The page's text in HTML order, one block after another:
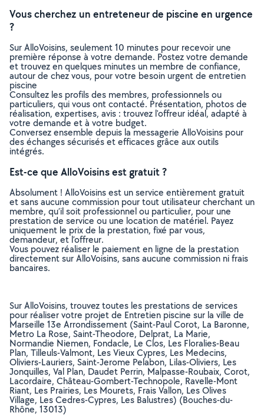
Vous cherchez un entreteneur de piscine en urgence
?
Sur AlloVoisins, seulement 10 minutes pour recevoir une
première réponse à votre demande. Postez votre demande
et trouvez en quelques minutes un membre de confiance,
autour de chez vous, pour votre besoin urgent de entretien
piscine
Consultez les profils des membres, professionnels ou
particuliers, qui vous ont contacté. Présentation, photos de
réalisation, expertises, avis : trouvez l'offreur idéal, adapté à
votre demande et à votre budget.
Conversez ensemble depuis la messagerie AlloVoisins pour
des échanges sécurisés et efficaces grâce aux outils
intégrés.
Est-ce que AlloVoisins est gratuit ?
Absolument ! AlloVoisins est un service entièrement gratuit
et sans aucune commission pour tout utilisateur cherchant un
membre, qu’il soit professionnel ou particulier, pour une
prestation de service ou une location de matériel. Payez
uniquement le prix de la prestation, fixé par vous,
demandeur, et l’offreur.
Vous pouvez réaliser le paiement en ligne de la prestation
directement sur AlloVoisins, sans aucune commission ni frais
bancaires.
Sur AlloVoisins, trouvez toutes les prestations de services
pour réaliser votre projet de Entretien piscine sur la ville de
Marseille 13e Arrondissement (Saint-Paul Corot, La Baronne,
Metro La Rose, Saint-Theodore, Delprat, La Marie,
Normandie Niemen, Fondacle, Le Clos, Les Floralies-Beau
Plan, Tilleuls-Valmont, Les Vieux Cypres, Les Medecins,
Oliviers-Lauriers, Saint-Jerome Pelabon, Lilas-Oliviers, Les
Jonquilles, Val Plan, Daudet Perrin, Malpasse-Roubaix, Corot,
Lacordaire, Château-Gombert-Technopole, Ravelle-Mont
Riant, Les Prairies, Les Mourets, Frais Vallon, Les Olives
Village, Les Cedres-Cypres, Les Balustres) (Bouches-du-
Rhône, 13013)